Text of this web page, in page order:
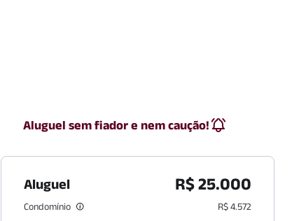
Aluguel sem fiador e nem caução!
Aluguel R$ 25.000
Condomínio
R$ 4.572